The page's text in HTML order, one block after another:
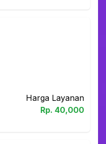
Harga Layanan
Rp. 40,000